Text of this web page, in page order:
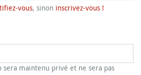
vous, sinon inscrivez-vous !
sera maintenu privé et ne sera pas